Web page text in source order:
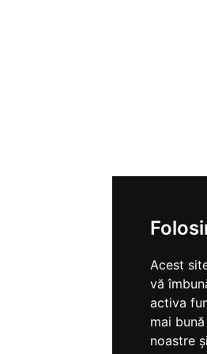
Acest
vă
activa
mai
noastre